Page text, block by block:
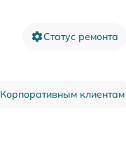
Статус ремонта
Корпоративным клиентам